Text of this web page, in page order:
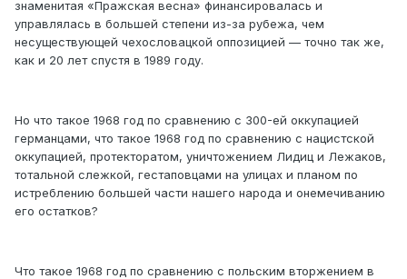
знаменитая «Пражская весна» финансировалась и
управлялась в большей степени из-за рубежа, чем
несуществующей чехословацкой оппозицией — точно так же,
как и 20 лет спустя в 1989 году.
Но что такое 1968 год по сравнению с 300-ей оккупацией
германцами, что такое 1968 год по сравнению с нацистской
оккупацией, протекторатом, уничтожением Лидиц и Лежаков,
тотальной слежкой, гестаповцами на улицах и планом по
истреблению большей части нашего народа и онемечиванию
его остатков?
Что такое 1968 год по сравнению с польским вторжением в